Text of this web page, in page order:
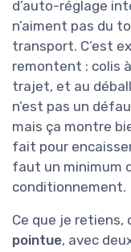
d’auto-réglage
n’aiment pas du
transport. C’est
remontent : colis
trajet, et au
n’est pas un
mais ça montre
fait pour
faut un minimum
conditionnement.
Ce que je retiens,
pointue, avec